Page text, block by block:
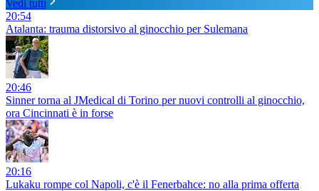
Vedi tutti
20:54
Atalanta: trauma distorsivo al ginocchio per Sulemana
20:46
Sinner torna al JMedical di Torino per nuovi controlli al ginocchio,
ora Cincinnati è in forse
20:16
Lukaku rompe col Napoli, c'è il Fenerbahce: no alla prima offerta